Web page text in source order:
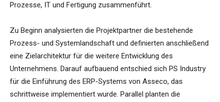
Prozesse, IT und Fertigung zusammenführt.
Zu Beginn analysierten die Projektpartner die bestehende
Prozess- und Systemlandschaft und definierten anschließend
eine Zielarchitektur für die weitere Entwicklung des
Unternehmens. Darauf aufbauend entschied sich PS Industry
für die Einführung des ERP-Systems von Asseco, das
schrittweise implementiert wurde. Parallel planten die